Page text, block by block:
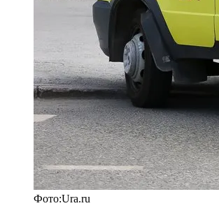
Фото:Ura.ru